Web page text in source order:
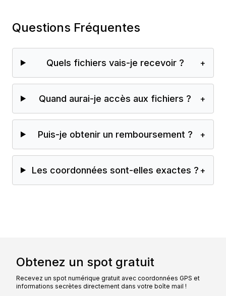
Questions Fréquentes
Quels fichiers vais-je recevoir ? +
Quand aurai-je accès aux fichiers ? +
Puis-je obtenir un remboursement ? +
Les coordonnées sont-elles exactes ? +
Obtenez un spot gratuit
Recevez un spot numérique gratuit avec coordonnées GPS et
informations secrètes directement dans votre boîte mail !